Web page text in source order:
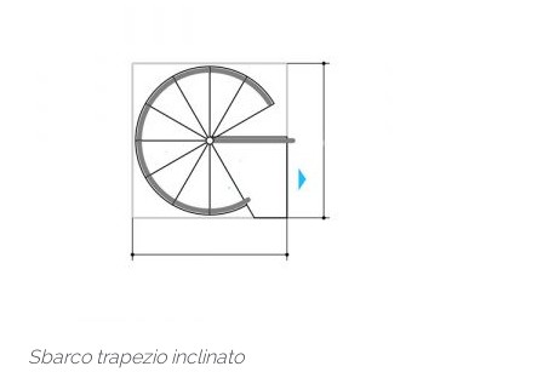
Sbarco trapezio inclinato